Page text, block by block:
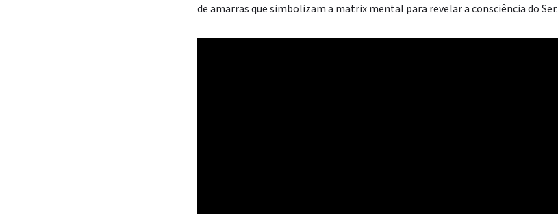
de amarras que simbolizam a matrix mental para revelar a consciência do Ser.